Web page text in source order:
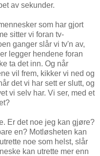
av sekunder.
som har gjort
sitter vi foran tv-
ganger slår vi tv'n av,
legger hendene foran
ta det inn. Og når
vil frem, kikker vi ned og
det vi har sett er slutt, og
vi selv har. Vi ser, med et
Er det noe jeg kan gjøre?
en? Motløsheten kan
noe som helst, slår
kan utrette mer enn